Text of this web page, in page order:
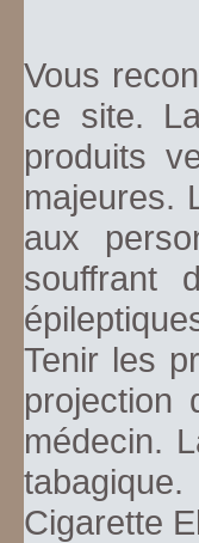
Vous
ce site.
produits
majeures.
aux
souffrant
Tenir les
projection
médecin.
Cigarette